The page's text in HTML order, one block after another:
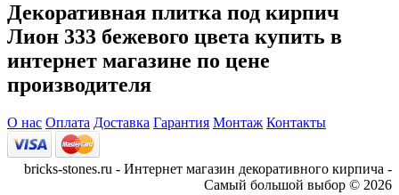
Декоративная плитка под кирпич
Лион 333 бежевого цвета купить в
интернет магазине по цене
производителя
О нас Оплата Доставка Гарантия Монтаж Контакты
bricks-stones.ru - Интернет магазин декоративного кирпича -
Самый большой выбор © 2026